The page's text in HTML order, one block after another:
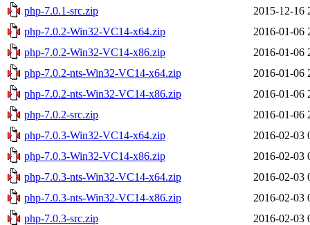
php-7.0.1-src.zip
2015-12-16
php-7.0.2-Win32-VC14-x64.zip
2016-01-06
php-7.0.2-Win32-VC14-x86.zip
2016-01-06
php-7.0.2-nts-Win32-VC14-x64.zip
2016-01-06
php-7.0.2-nts-Win32-VC14-x86.zip
2016-01-06
php-7.0.2-src.zip
2016-01-06
php-7.0.3-Win32-VC14-x64.zip
2016-02-03
php-7.0.3-Win32-VC14-x86.zip
2016-02-03
php-7.0.3-nts-Win32-VC14-x64.zip
2016-02-03
php-7.0.3-nts-Win32-VC14-x86.zip
2016-02-03
php-7.0.3-src.zip
2016-02-03